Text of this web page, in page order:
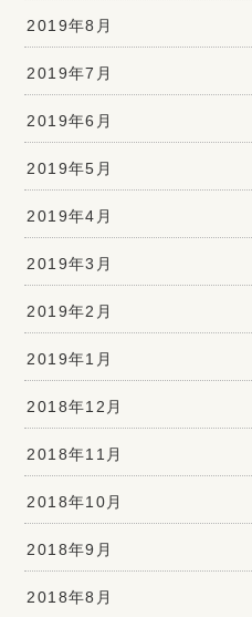
2019年8月
2019年7月
2019年6月
2019年5月
2019年4月
2019年3月
2019年2月
2019年1月
2018年12月
2018年11月
2018年10月
2018年9月
2018年8月